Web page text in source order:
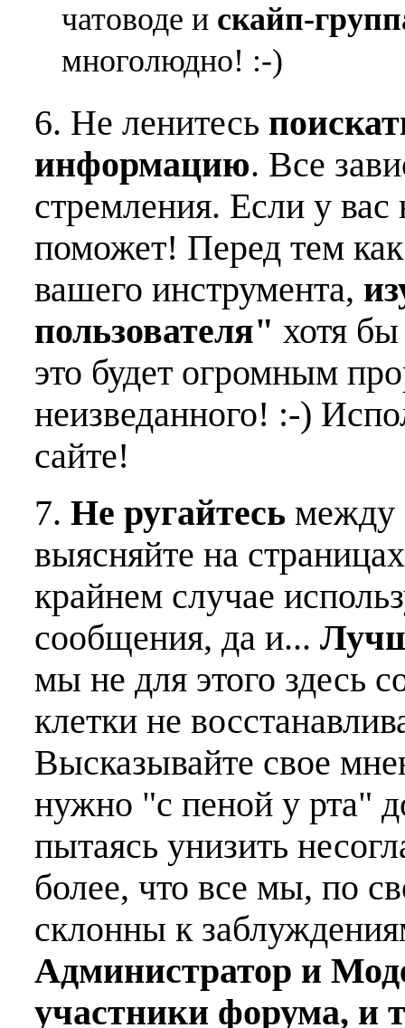
чатоводе и скайп-
многолюдно! :-)
6. Не ленитесь
информацию. Все
стремления. Если у
поможет! Перед тем
вашего инструмента,
пользователя" хотя
это будет огромным
неизведанного! :-)
сайте!
7. Не ругайтесь между
выясняйте на
крайнем случае
сообщения, да и...
мы не для этого здесь
клетки не
Высказывайте свое
нужно "с пеной у рта"
пытаясь унизить
более, что все мы, по
склонны к
Администратор и
участники форума, и